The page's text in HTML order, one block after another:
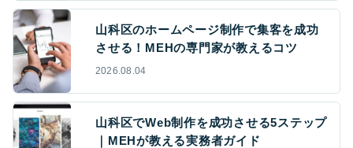
山科区のホームページ制作で集客を成功
させる！MEHの専門家が教えるコツ
2026.08.04
山科区でWeb制作を成功させる5ステップ
｜MEHが教える実務者ガイド